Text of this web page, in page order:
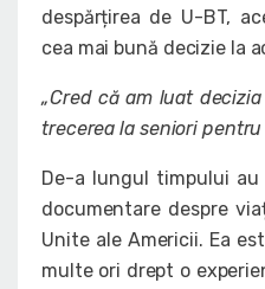
despărțirea de U-BT,
cea mai bună decizie la
„Cred că am luat
trecerea la seniori pentru
De-a lungul timpului
documentare despre
Unite ale Americii. Ea
multe ori drept o